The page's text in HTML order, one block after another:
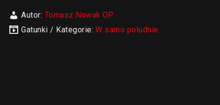
Autor: Tomasz Nowak OP
Gatunki / Kategorie:W samo południe